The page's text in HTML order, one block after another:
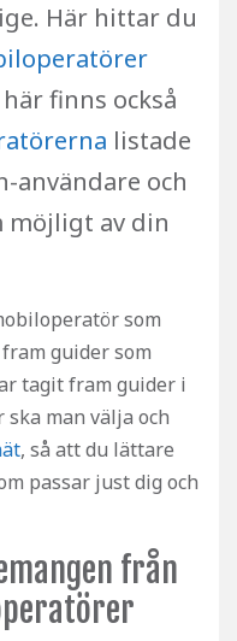
Här hittar du
finns också
listade
användare och
möjligt av din
som
guider som
tagit fram guider i
man välja och
, så att du lättare
passar just dig och
från